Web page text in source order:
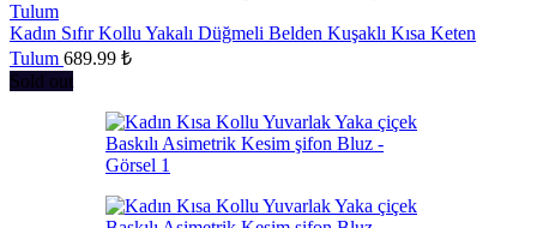
409.99 ₺
Kadın Sıfır Kollu Yakalı Düğmeli Belden Kuşaklı Kısa Keten
Tulum 689.99 ₺
Sold out